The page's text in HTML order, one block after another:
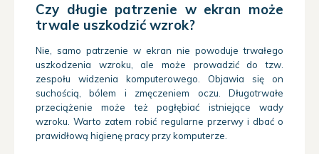
Czy długie patrzenie w ekran może
trwale uszkodzić wzrok?
Nie, samo patrzenie w ekran nie powoduje trwałego
uszkodzenia wzroku, ale może prowadzić do tzw.
zespołu widzenia komputerowego. Objawia się on
suchością, bólem i zmęczeniem oczu. Długotrwałe
przeciążenie może też pogłębiać istniejące wady
wzroku. Warto zatem robić regularne przerwy i dbać o
prawidłową higienę pracy przy komputerze.